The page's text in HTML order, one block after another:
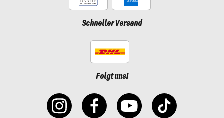
Schneller Versand
Folgt uns!